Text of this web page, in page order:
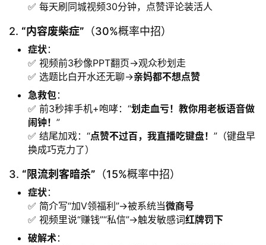
✅ 每天刷同城视频30分钟，点赞评论装活人
2. ​ ​“内容废柴症”​ ​（30%概率中招）
症状：
✅ 视频前3秒像PPT翻页→观众秒划走
✅ 选题比白开水还无聊→亲妈都不想点赞
急救包：
✅ 前3秒摔手机+咆哮：“划走血亏！教你用老板语音做
闹钟！​ ”
✅ 结尾加戏：“点赞不过百，我直播吃键盘！​ ”（键盘早
换成巧克力了）
3. ​ ​“限流刺客暗杀”​ ​（15%概率中招）
症状：
✅ 简介写“加V领福利”→被系统当微商号
✅ 视频里说“赚钱”“私信”→触发敏感词红牌罚下
破解术：